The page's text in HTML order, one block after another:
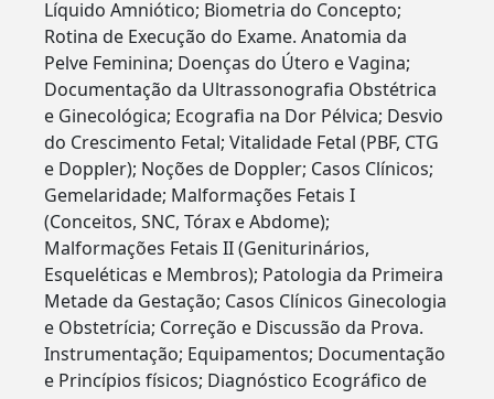
Líquido Amniótico; Biometria do Concepto;
Rotina de Execução do Exame. Anatomia da
Pelve Feminina; Doenças do Útero e Vagina;
Documentação da Ultrassonografia Obstétrica
e Ginecológica; Ecografia na Dor Pélvica; Desvio
do Crescimento Fetal; Vitalidade Fetal (PBF, CTG
e Doppler); Noções de Doppler; Casos Clínicos;
Gemelaridade; Malformações Fetais I
(Conceitos, SNC, Tórax e Abdome);
Malformações Fetais II (Geniturinários,
Esqueléticas e Membros); Patologia da Primeira
Metade da Gestação; Casos Clínicos Ginecologia
e Obstetrícia; Correção e Discussão da Prova.
Instrumentação; Equipamentos; Documentação
e Princípios físicos; Diagnóstico Ecográfico de